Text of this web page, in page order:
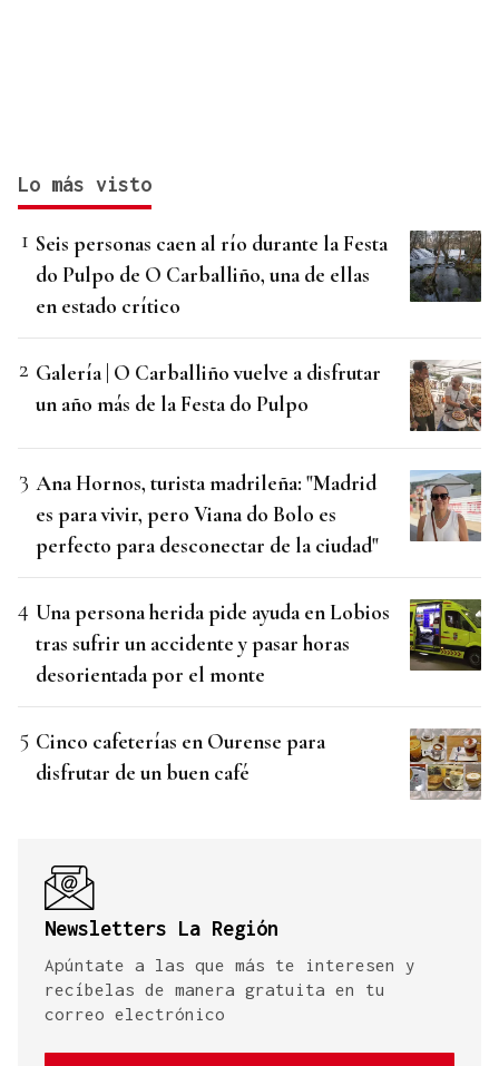
Lo más visto
Seis personas caen al río durante la Festa
do Pulpo de O Carballiño, una de ellas
en estado crítico
Galería | O Carballiño vuelve a disfrutar
un año más de la Festa do Pulpo
Ana Hornos, turista madrileña: "Madrid
es para vivir, pero Viana do Bolo es
perfecto para desconectar de la ciudad"
Una persona herida pide ayuda en Lobios
tras sufrir un accidente y pasar horas
desorientada por el monte
Cinco cafeterías en Ourense para
disfrutar de un buen café
Newsletters La Región
Apúntate a las que más te interesen y
recíbelas de manera gratuita en tu
correo electrónico